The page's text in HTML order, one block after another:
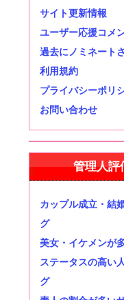
サイト更新情報
ユーザー応援コメ
過去にノミネート
利用規約
プライバシーポリ
お問い合わせ
管理人評
カップル成立・結
グ
美女・イケメンが
ステータスの高い
グ